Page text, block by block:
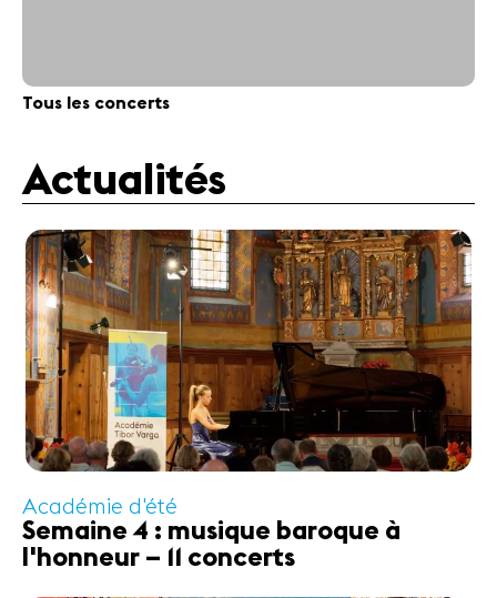
Tous les concerts
Actualités
Académie d'été
Semaine 4 : musique baroque à
l'honneur – 11 concerts